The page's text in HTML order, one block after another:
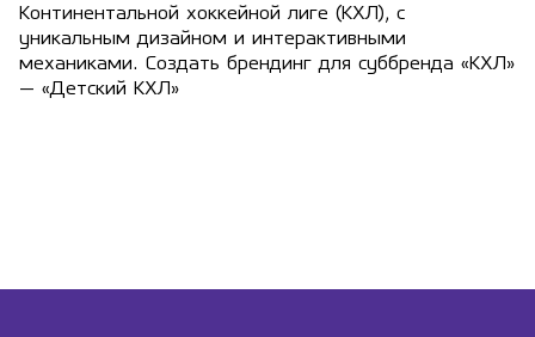
Континентальной хоккейной лиге (КХЛ), с
уникальным дизайном и интерактивными
механиками. Создать брендинг для суббренда «КХЛ»
— «Детский КХЛ»